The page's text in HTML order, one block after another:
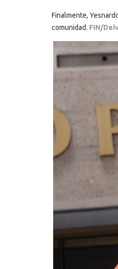
Finalmente,
comunidad. FIN/